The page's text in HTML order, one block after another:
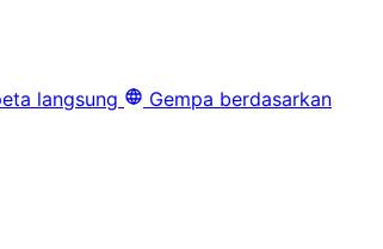
langsung
Gempa berdasarkan